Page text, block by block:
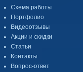
Схема работы
Портфолио
Видеоотзывы
Акции и скидки
Статьи
Контакты
Вопрос-ответ